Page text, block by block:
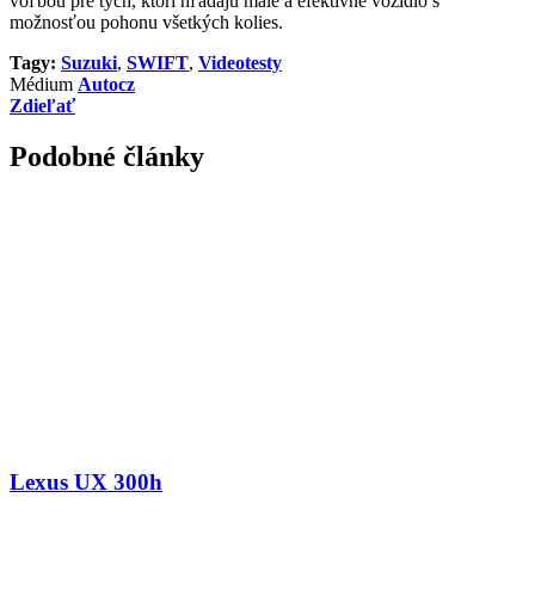
možnosťou pohonu všetkých kolies.
Tagy: Suzuki, SWIFT, Videotesty
Médium Autocz
Zdieľať
Podobné články
Lexus UX 300h